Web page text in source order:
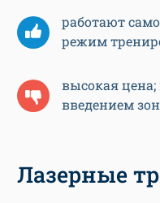
работают
режим
высокая
введением
Лазерные